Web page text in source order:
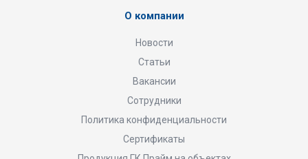
О компании
Новости
Статьи
Вакансии
Сотрудники
Политика конфиденциальности
Сертификаты